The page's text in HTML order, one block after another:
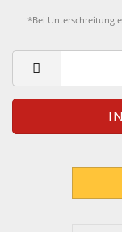
*Bei Unterschreitung